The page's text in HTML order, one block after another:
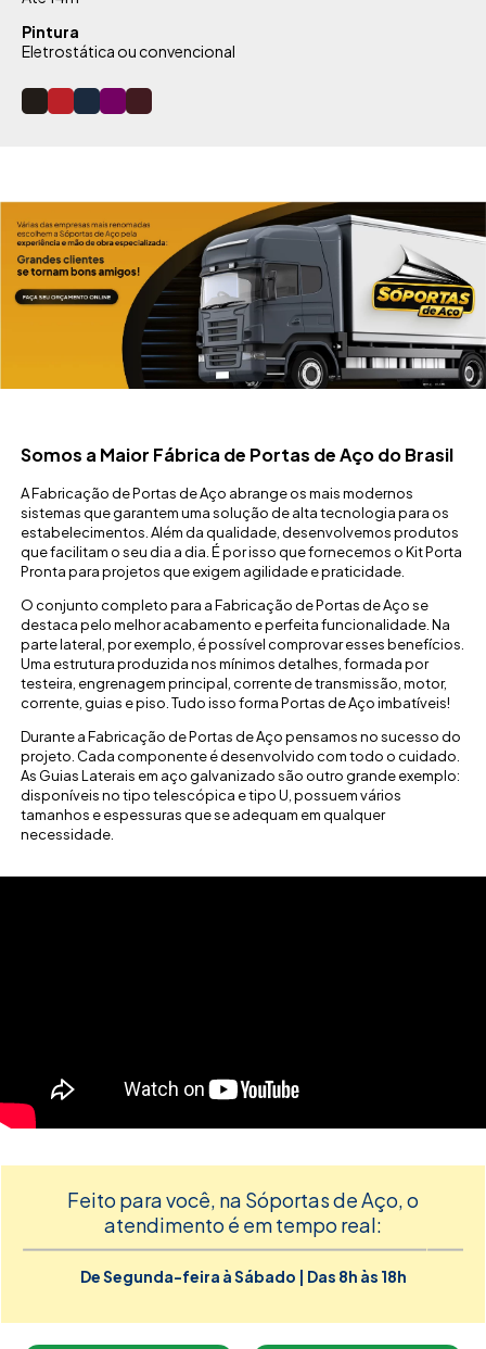
Pintura
Eletrostática ou convencional
Somos a Maior Fábrica de Portas de Aço do Brasil
A Fabricação de Portas de Aço abrange os mais modernos
sistemas que garantem uma solução de alta tecnologia para os
estabelecimentos. Além da qualidade, desenvolvemos produtos
que facilitam o seu dia a dia. É por isso que fornecemos o Kit Porta
Pronta para projetos que exigem agilidade e praticidade.
O conjunto completo para a Fabricação de Portas de Aço se
destaca pelo melhor acabamento e perfeita funcionalidade. Na
parte lateral, por exemplo, é possível comprovar esses benefícios.
Uma estrutura produzida nos mínimos detalhes, formada por
testeira, engrenagem principal, corrente de transmissão, motor,
corrente, guias e piso. Tudo isso forma Portas de Aço imbatíveis!
Durante a Fabricação de Portas de Aço pensamos no sucesso do
projeto. Cada componente é desenvolvido com todo o cuidado.
As Guias Laterais em aço galvanizado são outro grande exemplo:
disponíveis no tipo telescópica e tipo U, possuem vários
tamanhos e espessuras que se adequam em qualquer
necessidade.
Feito para você, na Sóportas de Aço, o
atendimento é em tempo real:
De Segunda-feira à Sábado | Das 8h às 18h